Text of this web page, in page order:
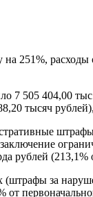
251%, расходы
7 505 404,00
тысяч
рублей (213,1%
за
от